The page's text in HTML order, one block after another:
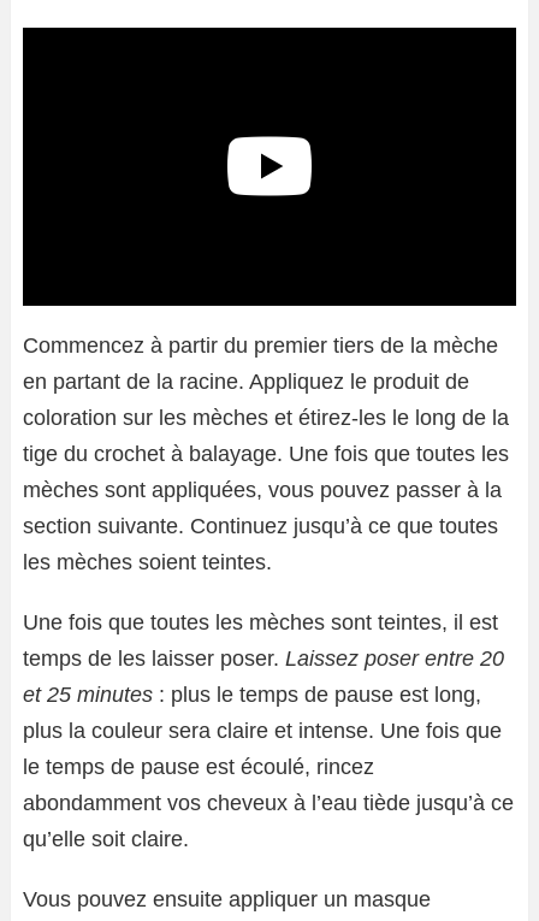
Commencez à partir du premier tiers de la mèche
en partant de la racine. Appliquez le produit de
coloration sur les mèches et étirez-les le long de la
tige du crochet à balayage. Une fois que toutes les
mèches sont appliquées, vous pouvez passer à la
section suivante. Continuez jusqu’à ce que toutes
les mèches soient teintes.
Une fois que toutes les mèches sont teintes, il est
temps de les laisser poser. Laissez poser entre 20
et 25 minutes : plus le temps de pause est long,
plus la couleur sera claire et intense. Une fois que
le temps de pause est écoulé, rincez
abondamment vos cheveux à l’eau tiède jusqu’à ce
qu’elle soit claire.
Vous pouvez ensuite appliquer un masque